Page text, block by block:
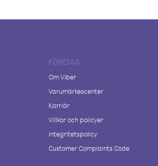
FÖRETAG
Om Viber
Varumärkescenter
Karriär
Villkor och policyer
Integritetspolicy
Customer Complaints Code